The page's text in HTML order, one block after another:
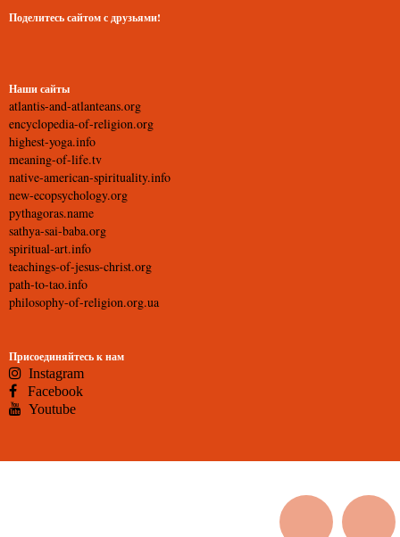
Поделитесь сайтом с друзьями!
Наши сайты
atlantis-and-atlanteans.org
encyclopedia-of-religion.org
highest-yoga.info
meaning-of-life.tv
native-american-spirituality.info
new-ecopsychology.org
pythagoras.name
sathya-sai-baba.org
spiritual-art.info
teachings-of-jesus-christ.org
path-to-tao.info
philosophy-of-religion.org.ua
Присоединяйтесь к нам
Instagram
Facebook
Youtube